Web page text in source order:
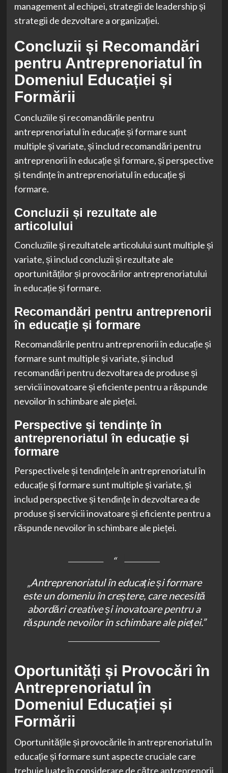
management al echipei, strategii de leadership și
strategii de dezvoltare a organizației.
Concluzii și Recomandări
pentru Antreprenoriatul în
Domeniul Educației și
Formării
Concluziile și recomandările pentru
antreprenoriatul în educație și formare sunt
multiple și variate, și includ recomandări pentru
antreprenorii în educație și formare, și perspective
și tendințe în antreprenoriatul în educație și
formare.
Concluzii și rezultate ale
articolului
Concluziile și rezultatele articolului sunt multiple și
variate, și includ concluzii și rezultate ale
oportunităților și provocărilor antreprenoriatului
în educație și formare.
Recomandări pentru antreprenorii
în educație și formare
Recomandările pentru antreprenorii în educație și
formare sunt multiple și variate, și includ
recomandări pentru dezvoltarea de produse și
servicii inovatoare și eficiente pentru a răspunde
nevoilor în schimbare ale pieței.
Perspective și tendințe în
antreprenoriatul în educație și
formare
Perspectivele și tendințele în antreprenoriatul în
educație și formare sunt multiple și variate, și
includ perspective și tendințe în dezvoltarea de
produse și servicii inovatoare și eficiente pentru a
răspunde nevoilor în schimbare ale pieței.
„Antreprenoriatul în educație și formare
este un domeniu în creștere, care necesită
abordări creative și inovatoare pentru a
răspunde nevoilor în schimbare ale pieței.”
Oportunități și Provocări în
Antreprenoriatul în
Domeniul Educației și
Formării
Oportunitățile și provocările în antreprenoriatul în
educație și formare sunt aspecte cruciale care
trebuie luate în considerare de către antreprenorii